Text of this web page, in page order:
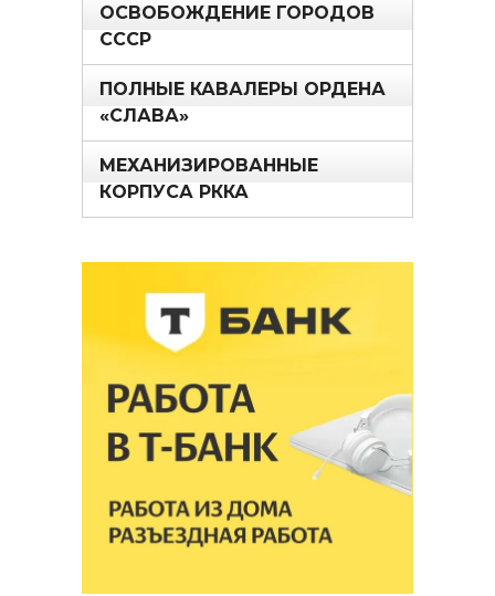
ОСВОБОЖДЕНИЕ ГОРОДОВ
СССР
ПОЛНЫЕ КАВАЛЕРЫ ОРДЕНА
«СЛАВА»
МЕХАНИЗИРОВАННЫЕ
КОРПУСА РККА